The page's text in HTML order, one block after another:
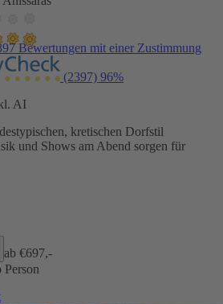
Bewertungen mit einer Zustimmung
(2397) 96%
AI
kretischen Dorfstil
und Shows am Abend sorgen für
ab €697,-
Person